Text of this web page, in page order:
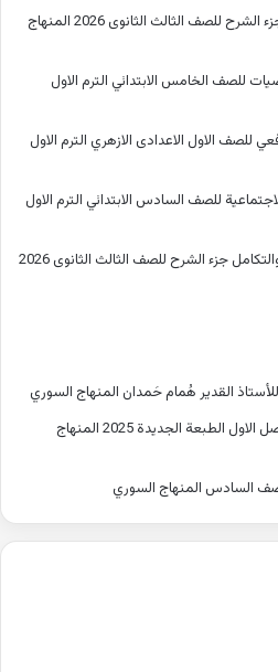
تحميل كتاب الامتحان في الكيمياء جزء الشرح للصف الثالث الثانوى 2026 المنهاج
للصف الخامس الابتدائي الترم الاول
للصف الاول الاعدادى الازهري الترم الاول
للصف السادس الابتدائي الترم الاول
تحميل كتاب المعاصر في التفاضل والتكامل جزء الشرح للصف الثالث الثانوى 2026
تحميل كتاب عربي الصف الثالث الفصل الاول الطبعة الجديدة 2025 المنهاج
السادس المنهاج السوري